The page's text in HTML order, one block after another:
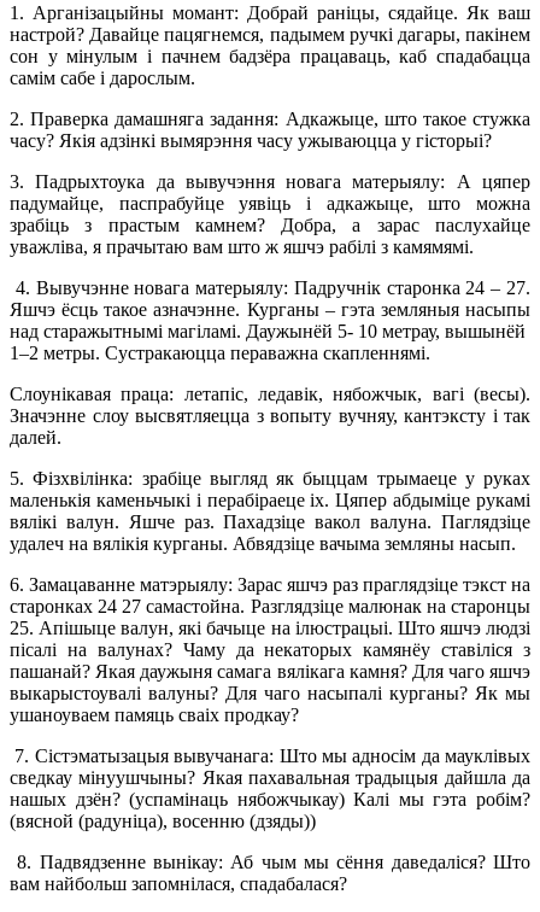
1. Арганiзацыйны момант: Добрай ранiцы, сядайце. Як ваш
настрой? Давайце пацягнемся, падымем ручкi дагары, пакiнем
сон у мiнулым i пачнем бадзёра працаваць, каб спадабацца
самiм сабе i дарослым.
2. Праверка дамашняга задання: Адкажыце, што такое стужка
часу? Якiя адзiнкi вымярэння часу ужываюцца у гiсторыi?
3. Падрыхтоука да вывучэння новага матерыялу: А цяпер
падумайце, паспрабуйце уявiць i адкажыце, што можна
зрабiць з прастым камнем? Добра, а зарас паслухайце
уважлiва, я прачытаю вам што ж яшчэ рабiлi з камямямi.
4. Вывучэнне новага матерыялу: Падручнiк старонка 24 – 27.
Яшчэ ёсць такое азначэнне. Курганы – гэта земляныя насыпы
над старажытнымi магiламi. Даужынёй 5- 10 метрау, вышынёй
1–2 метры. Сустракаюцца пераважна скапленнямi.
Слоунiкавая праца: летапiс, ледавiк, нябожчык, вагi (весы).
Значэнне слоу высвятляецца з вопыту вучняу, кантэксту i так
далей.
5.Фiзхвiлiнка: зрабiце выгляд як быццам трымаеце у руках
маленькiя каменьчыкi i перабiраеце iх. Цяпер абдымiце рукамi
вялiкi валун. Яшче раз. Пахадзiце вакол валуна. Паглядзiце
удалеч на вялiкiя курганы. Абвядзiце вачыма земляны насып.
6. Замацаванне матэрыялу: Зарас яшчэ раз праглядзiце тэкст на
старонках 24 27 самастойна. Разглядзiце малюнак на старонцы
25. Апiшыце валун, якi бачыце на iлюстрацыi. Што яшчэ людзi
пiсалi на валунах? Чаму да некаторых камянёу ставiлiся з
пашанай? Якая даужыня самага вялiкага камня? Для чаго яшчэ
выкарыстоувалi валуны? Для чаго насыпалi курганы? Як мы
ушаноуваем памяць сваiх продкау?
7. Сiстэматызацыя вывучанага: Што мы адносiм да мауклiвых
сведкау мiнуушчыны? Якая пахавальная традыцыя дайшла да
нашых дзён? (успамiнаць нябожчыкау) Калi мы гэта робiм?
(вясной (радунiца), восенню (дзяды))
8. Падвядзенне вынiкау: Аб чым мы сёння даведалiся? Што
вам найбольш запомнiлася, спадабалася?